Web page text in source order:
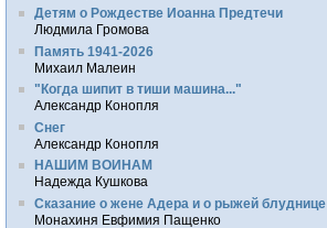
Детям о Рождестве Иоанна Предтечи
Людмила Громова
Память 1941-2026
Михаил Малеин
"Когда шипит в тиши машина..."
Александр Конопля
Снег
Александр Конопля
НАШИМ ВОИНАМ
Надежда Кушкова
Сказание о жене Адера и о рыжей блуднице
Монахиня Евфимия Пащенко